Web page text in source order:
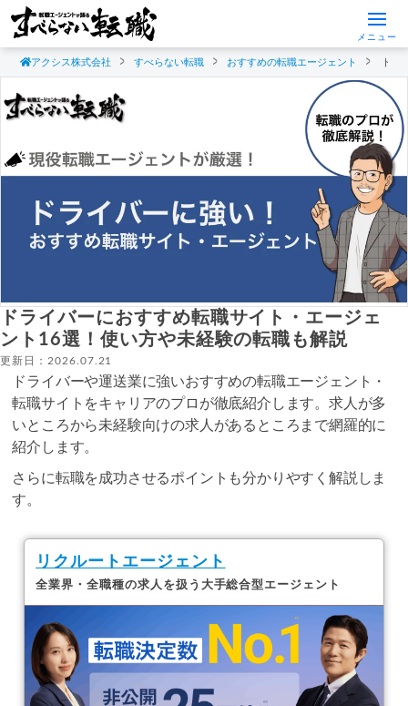
メニュー
アクシス株式会社 すべらない転職 おすすめの転職エージェント ドラ
ドライバーにおすすめ転職サイト・エージェ
ント16選！使い方や未経験の転職も解説
更新日：2026.07.21
ドライバーや運送業に強いおすすめの転職エージェント・
転職サイトをキャリアのプロが徹底紹介します。求人が多
いところから未経験向けの求人があるところまで網羅的に
紹介します。
さらに転職を成功させるポイントも分かりやすく解説しま
す。
リクルートエージェント
全業界・全職種の求人を扱う大手総合型エージェント